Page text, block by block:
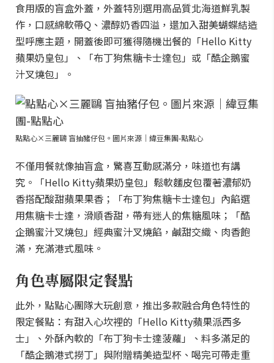
食用版的盲盒外蓋，外蓋特別選用高品質北海道鮮乳製
作，口感綿軟帶Q、濃醇奶香四溢，還加入甜美蝴蝶結造
型呼應主題，開蓋後即可獲得隨機出餐的「Hello Kitty
蘋果奶皇包」、「布丁狗焦糖卡士達包」或「酷企鵝蜜
汁叉燒包」。
點點心×三麗鷗 盲抽豬仔包。圖片來源｜緯豆集團-點點心
不僅用餐就像抽盲盒，驚喜互動感滿分，味道也有講
究。「Hello Kitty蘋果奶皇包」鬆軟麵皮包覆著濃郁奶
香搭配酸甜蘋果果香；「布丁狗焦糖卡士達包」內餡選
用焦糖卡士達，滑順香甜，帶有迷人的焦糖風味；「酷
企鵝蜜汁叉燒包」經典蜜汁叉燒餡，鹹甜交織、肉香飽
滿，充滿港式風味。
角色專屬限定餐點
此外，點點心團隊大玩創意，推出多款融合角色特性的
限定餐點：有甜入心坎裡的「Hello Kitty蘋果派西多
士」、外酥內軟的「布丁狗卡士達菠蘿」、料多滿足的
「酷企鵝港式撈丁」與附贈精美造型杯、喝完可帶走重